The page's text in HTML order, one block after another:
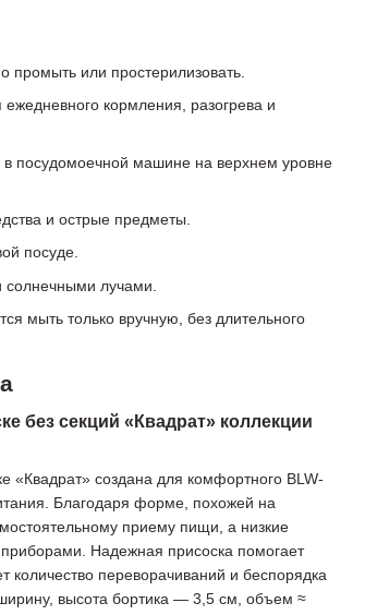
или простерилизовать.
кормления, разогрева и
посудомоечной машине на верхнем уровне
и острые предметы.
посуде.
лучами.
мыть только вручную, без длительного
без секций «Квадрат» коллекции
«Квадрат» создана для комфортного BLW-
Благодаря форме, похожей на
приему пищи, а низкие
Надежная присоска помогает
количество переворачиваний и беспорядка
высота бортика — 3,5 см, объем ≈